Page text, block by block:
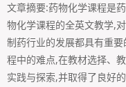
文章摘要:药物化学课程是
物化学课程的全英文教学,
制药行业的发展都具有重
程中的难点,在教材选择、
实践与探索,并取得了良好